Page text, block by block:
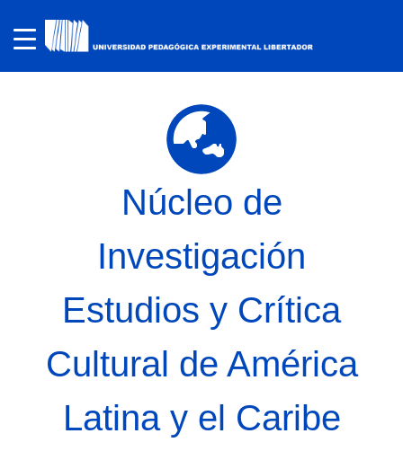
Núcleo de
Investigación
Estudios y Crítica
Cultural de América
Latina y el Caribe